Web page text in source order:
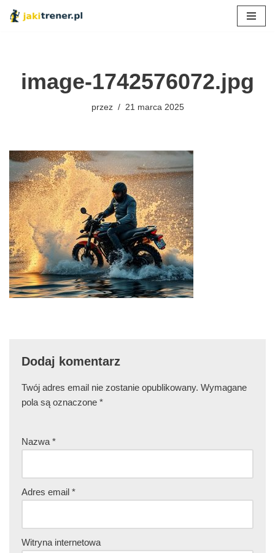
image-1742576072.jpg
przez 21 marca 2025
Dodaj komentarz
Twój adres email nie zostanie opublikowany. Wymagane
pola są oznaczone *
Nazwa *
Adres email *
Witryna internetowa